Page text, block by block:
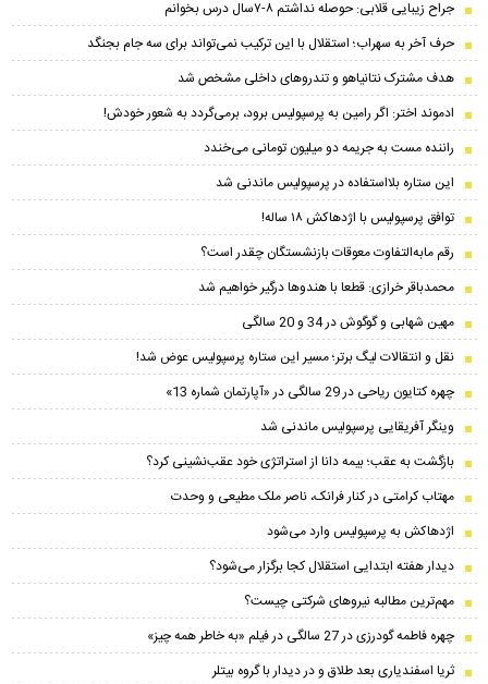
جراح زیبایی قلابی: حوصله نداشتم ۸-۷سال درس بخوانم
حرف آخر به سهراب؛ استقلال با این ترکیب نمی‌تواند برای سه جام بجنگد
هدف مشترک نتانیاهو و تندروهای داخلی مشخص شد
ادموند اختر: اگر رامین به پرسپولیس برود، برمی‌گردد به شعور خودش!
راننده مست به جریمه دو میلیون تومانی می‌خندد
این ستاره بلااستفاده در پرسپولیس ماندنی شد
توافق پرسپولیس با اژدهاکش ۱۸ ساله!
رقم مابه‌‌التفاوت معوقات بازنشستگان چقدر است؟
محمدباقر خرازی: قطعا با هندوها درگیر خواهیم شد
مهین شهابی و گوگوش در 34 و 20 سالگی
نقل و انتقالات لیگ برتر؛ مسیر این ستاره پرسپولیس عوض شد!
چهره کتایون ریاحی در 29 سالگی در «آپارتمان شماره 13»
وینگر آفریقایی پرسپولیس ماندنی شد
بازگشت به عقب؛ بیمه دانا از استراتژی خود عقب‌نشینی کرد؟
مهتاب کرامتی در کنار فرانک، ناصر ملک مطیعی و وحدت
اژدهاکش به پرسپولیس وارد می‌شود
دیدار هفته ابتدایی استقلال کجا برگزار می‌شود؟
مهم‌ترین مطالبه نیروهای شرکتی چیست؟
چهره فاطمه گودرزی در 27 سالگی در فیلم «به خاطر همه چیز»
ثریا اسفندیاری بعد طلاق و در دیدار با گروه بیتلر